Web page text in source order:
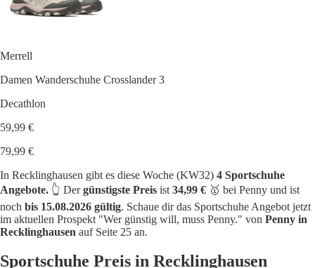
Merrell
Damen Wanderschuhe Crosslander 3
Decathlon
59,99 €
79,99 €
In Recklinghausen gibt es diese Woche (KW32) 4 Sportschuhe
Angebote. 👆 Dergünstigste Preis ist 34,99 € 🥇 bei Penny und ist
noch bis 15.08.2026 gültig. Schaue dir das Sportschuhe Angebot jetzt
im aktuellen Prospekt "Wer günstig will, muss Penny." von Penny in
Recklinghausen auf Seite 25 an.
Sportschuhe Preis in Recklinghausen